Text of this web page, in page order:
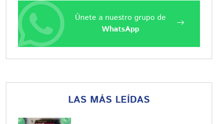
Únete a nuestro grupo de
WhatsApp
LAS MÁS LEÍDAS